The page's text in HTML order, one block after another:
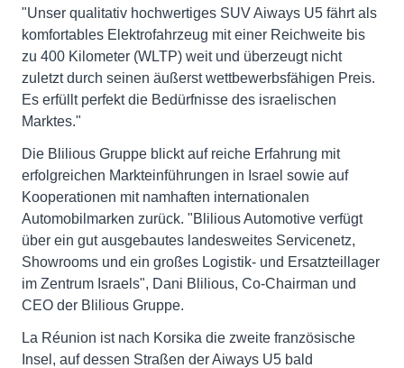
"Unser qualitativ hochwertiges SUV Aiways U5 fährt als
komfortables Elektrofahrzeug mit einer Reichweite bis
zu 400 Kilometer (WLTP) weit und überzeugt nicht
zuletzt durch seinen äußerst wettbewerbsfähigen Preis.
Es erfüllt perfekt die Bedürfnisse des israelischen
Marktes."
Die Blilious Gruppe blickt auf reiche Erfahrung mit
erfolgreichen Markteinführungen in Israel sowie auf
Kooperationen mit namhaften internationalen
Automobilmarken zurück. "Blilious Automotive verfügt
über ein gut ausgebautes landesweites Servicenetz,
Showrooms und ein großes Logistik- und Ersatzteillager
im Zentrum Israels", Dani Blilious, Co-Chairman und
CEO der Blilious Gruppe.
La Réunion ist nach Korsika die zweite französische
Insel, auf dessen Straßen der Aiways U5 bald